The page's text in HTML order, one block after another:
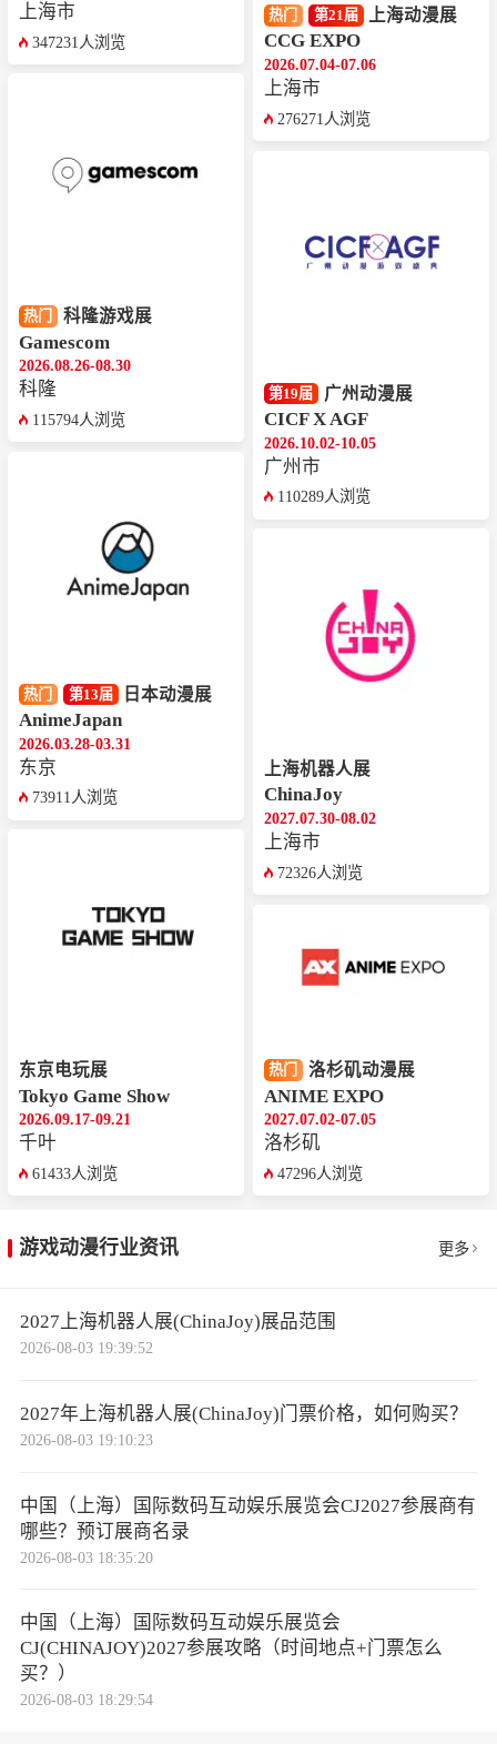
上海市
347231人浏览
热门 科隆游戏展
Gamescom
2026.08.26-08.30
科隆
115794人浏览
热门 第13届 日本动漫展
AnimeJapan
2026.03.28-03.31
东京
73911人浏览
东京电玩展
Tokyo Game Show
2026.09.17-09.21
千叶
61433人浏览
热门 第21届 上海动漫展
CCG EXPO
2026.07.04-07.06
上海市
276271人浏览
第19届 广州动漫展
CICF X AGF
2026.10.02-10.05
广州市
110289人浏览
上海机器人展
ChinaJoy
2027.07.30-08.02
上海市
72326人浏览
热门 洛杉矶动漫展
ANIME EXPO
2027.07.02-07.05
洛杉矶
47296人浏览
游戏动漫行业资讯 更多
2027上海机器人展(ChinaJoy)展品范围
2026-08-03 19:39:52
2027年上海机器人展(ChinaJoy)门票价格，如何购买？
2026-08-03 19:10:23
中国（上海）国际数码互动娱乐展览会CJ2027参展商有
哪些？预订展商名录
2026-08-03 18:35:20
中国（上海）国际数码互动娱乐展览会
CJ(CHINAJOY)2027参展攻略（时间地点+门票怎么
买？）
2026-08-03 18:29:54